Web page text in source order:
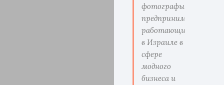
фотографы,
предприниматели
работающие
в Израиле в
сфере
модного
бизнеса и